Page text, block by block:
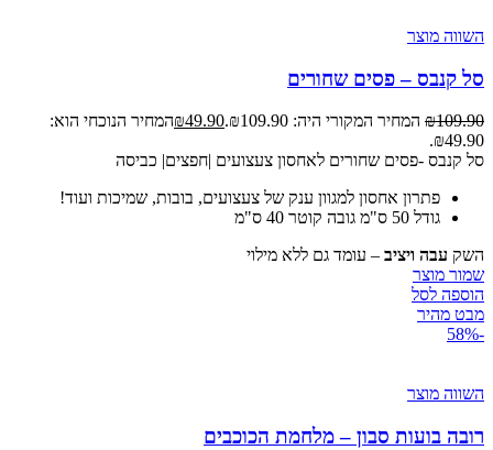
השווה מוצר
סל קנבס – פסים שחורים
₪109.90 המחיר המקורי היה: ₪109.90. ₪49.90
המחיר הנוכחי הוא:
₪49.90.
סל קנבס -פסים שחורים לאחסון צעצועים |חפצים| כביסה
פתרון אחסון למגוון ענק של צעצועים, בובות, שמיכות ועוד!
גודל 50 ס"מ גובה קוטר 40 ס"מ
השק עבה ויציב – עומד גם ללא מילוי
שמור מוצר
הוספה לסל
מבט מהיר
-58%
השווה מוצר
רובה בועות סבון – מלחמת הכוכבים